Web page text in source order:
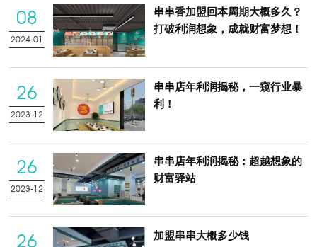
08
2024-01
串串香加盟回本周期大概多久？
打破利润想象，成就财富梦想！
26
2023-12
串串店年利润揭秘，一窥行业暴
利！
26
2023-12
串串店年利润揭秘：超越想象的
财富驿站
26 加盟串串大概多少钱